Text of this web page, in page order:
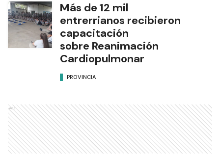
Más de 12 mil
entrerrianos recibieron
capacitación
sobre Reanimación
Cardiopulmonar
PROVINCIA
Ads